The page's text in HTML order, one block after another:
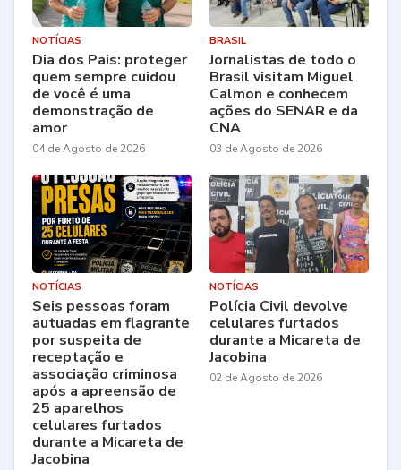
NOTÍCIAS
Dia dos Pais: proteger
quem sempre cuidou
de você é uma
demonstração de
amor
04 de Agosto de 2026
BRASIL
Jornalistas de todo o
Brasil visitam Miguel
Calmon e conhecem
ações do SENAR e da
CNA
03 de Agosto de 2026
NOTÍCIAS
Seis pessoas foram
autuadas em flagrante
por suspeita de
receptação e
associação criminosa
após a apreensão de
25 aparelhos
celulares furtados
durante a Micareta de
Jacobina
NOTÍCIAS
Polícia Civil devolve
celulares furtados
durante a Micareta de
Jacobina
02 de Agosto de 2026